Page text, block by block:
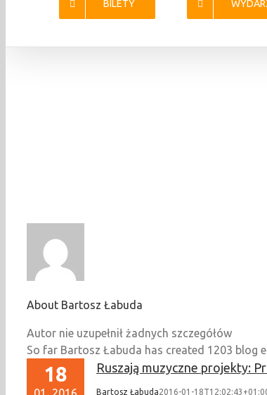
BILETY
About Bartosz Łabuda
Autor nie uzupełnił żadnych szczegółów
So far Bartosz Łabuda has created 1203 blog
18 Ruszają muzyczne projekty:
Bartosz Łabuda2016-01-